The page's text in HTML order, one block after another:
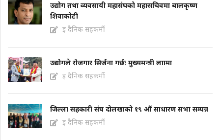
उद्योग तथा व्यवसायी महासंघको महासचिवमा बालकृष्ण
शिवाकोटी
इ दैनिक सहकर्मी
उद्योगले रोजगार सिर्जना गर्छः मुख्यमन्त्री लाामा
इ दैनिक सहकर्मी
जिल्ला सहकारी संघ दोलखाको १९ औं साधारण सभा सम्पन्न
इ दैनिक सहकर्मी